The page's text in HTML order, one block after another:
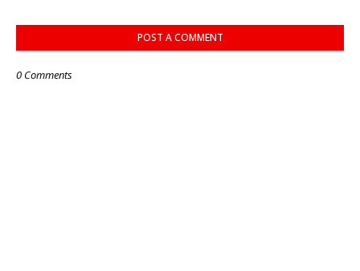
POST A COMMENT
0 Comments